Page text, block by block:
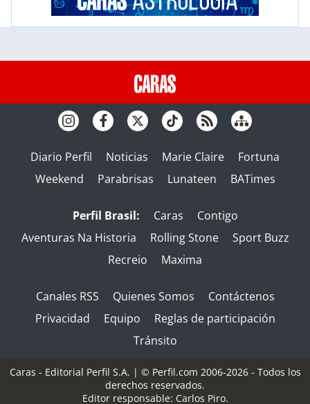
Diario Perfil Noticias Marie Claire
Fortuna
Weekend
Parabrisas Lunateen BATimes
Perfil Brasil: Caras
Contigo
Aventuras Na Historia
Rolling Stone
Sport Buzz
Recreio
Maxima
Canales RSS Quienes Somos
Contáctenos
Privacidad
Equipo
Reglas de participación
Tránsito
Caras - Editorial Perfil S.A. | © Perfil.com 2006-2026 - Todos los
derechos reservados.
Editor responsable: Carlos Piro.